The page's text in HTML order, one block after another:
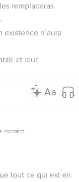
remplaceras
existence n’aura
et leur
tout ce qui est en